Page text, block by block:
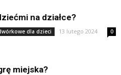
na działce?
dla dzieci 13 lutego 2024 0
miejska?